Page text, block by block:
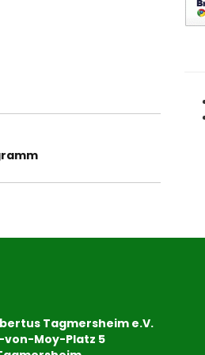
Tagmersheim e.V.
Moy-Platz 5